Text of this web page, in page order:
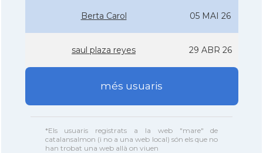
Berta Carol 05 MAI 26
saul plaza reyes 29 ABR 26
més usuaris
*Els usuaris registrats a la web "mare" de
catalansalmon (i no a una web local) són els que no
han trobat una web allà on viuen